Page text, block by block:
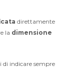
direttamente
la dimensione
indicare sempre